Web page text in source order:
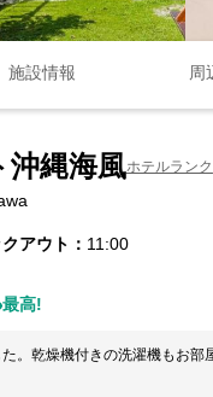
施設情報 周
沖縄海風ホテルランク
アウト 11:00
最高!
。乾燥機付きの洗濯機もお部